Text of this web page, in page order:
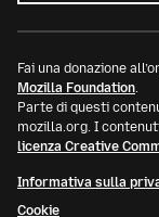
Fai una donazione
Mozilla Foundation.
Parte di questi
mozilla.org. I
licenza Creative
Informativa sulla
Cookie